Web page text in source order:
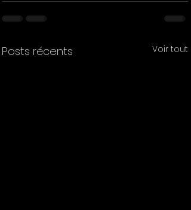
Posts récents Voir tout